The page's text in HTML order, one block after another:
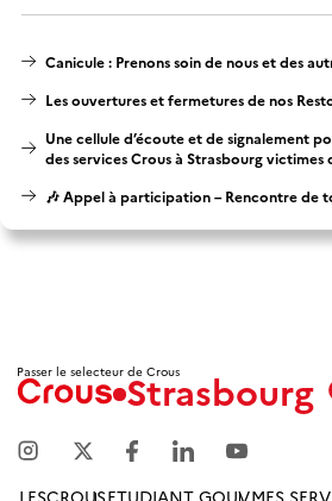
Canicule : Prenons soin de nous et des
Les ouvertures et fermetures de nos
Une cellule d’écoute et de signalement
des services Crous à Strasbourg victimes
🎶 Appel à participation – Rencontre de
Passer le selecteur de CrousStrasbourg
Marseille
LESCROUSETUDIANT GOUVMES